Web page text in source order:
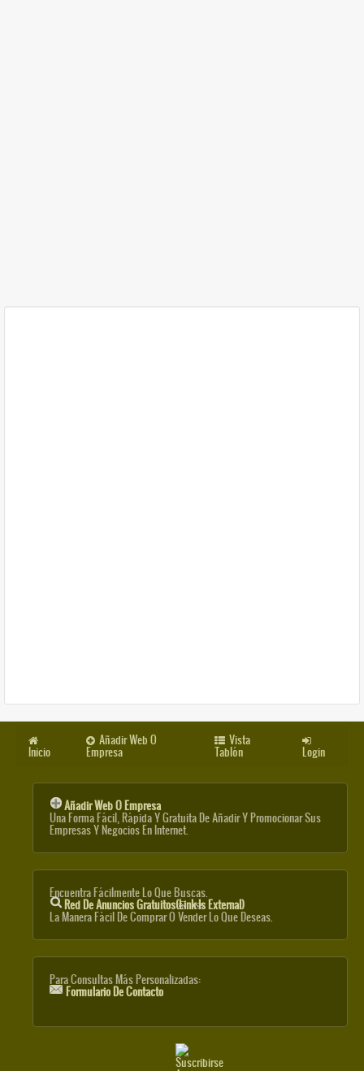
Inicio
Añadir Web O
Empresa
Vista
Tablón Login
Añadir Web O Empresa
Una Forma Fácil, Rápida Y Gratuita De Añadir Y Promocionar Sus
Empresas Y Negocios En Internet.
Encuentra Fácilmente Lo Que Buscas.
Red De Anuncios Gratuitos(link Is External)
La Manera Fácil De Comprar O Vender Lo Que Deseas.
Para Consultas Más Personalizadas:
Formulario De Contacto